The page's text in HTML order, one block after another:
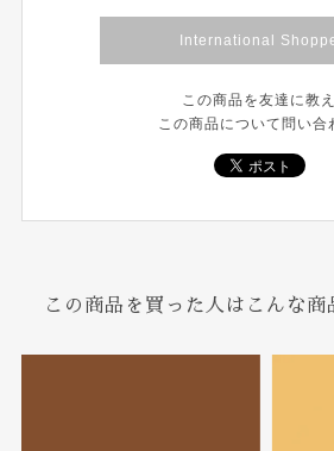
International
この商品を友達に教
この商品について問い合
この商品を買った人はこんな商